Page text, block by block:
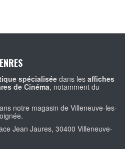
spécialisée dans les affiches
de Cinéma, notamment du
notre magasin de Villeneuve-les-
Jean Jaures, 30400 Villeneuve-